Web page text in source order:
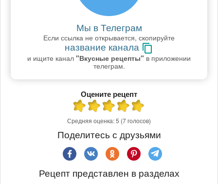
Мы в Телеграм
Если ссылка не открывается, скопируйте
название канала
и ищите канал "Вкусные рецепты" в приложении
телеграм.
Оцените рецепт
Средняя оценка:5 (7 голосов)
Поделитесь с друзьями
Рецепт представлен в разделах